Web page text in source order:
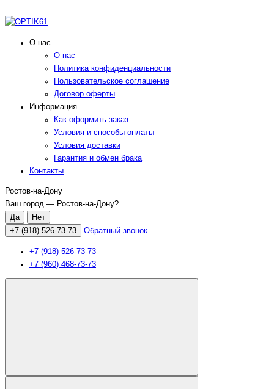
О нас
О нас
Политика конфиденциальности
Пользовательское соглашение
Договор оферты
Информация
Как оформить заказ
Условия и способы оплаты
Условия доставки
Гарантия и обмен брака
Контакты
Ростов-на-Дону
Ваш город — Ростов-на-Дону?
+7 (918) 526-73-73 Обратный звонок
+7 (918) 526-73-73
+7 (960) 468-73-73